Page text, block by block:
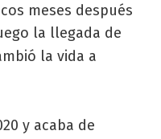
meses después
la llegada de
la vida a
y acaba de